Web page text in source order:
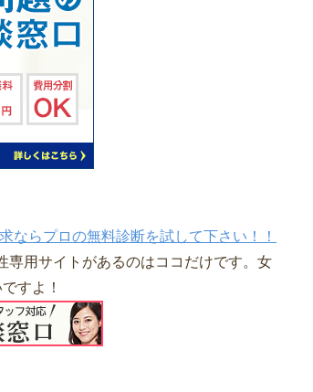
ならプロの無料診断を試して下さい！！
専用サイトがあるのはココだけです。女
すよ！